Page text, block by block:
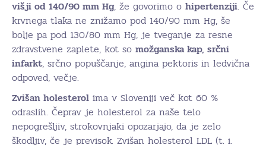
višji od 140/90 mm Hg, že govorimo o hipertenziji. Če
krvnega tlaka ne znižamo pod 140/90 mm Hg, še
bolje pa pod 130/80 mm Hg, je tveganje za resne
zdravstvene zaplete, kot so možganska kap, srčni
infarkt, srčno popuščanje, angina pektoris in ledvična
odpoved, večje.
Zvišan holesterol ima v Sloveniji več kot 60 %
odraslih. Čeprav je holesterol za naše telo
nepogrešljiv, strokovnjaki opozarjajo, da je zelo
škodljiv, če je previsok. Zvišan holesterol LDL (t. i.